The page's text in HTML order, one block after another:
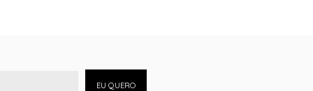
EU QUERO